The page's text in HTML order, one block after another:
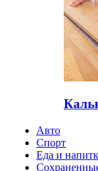
Авто
Спорт
Еда и